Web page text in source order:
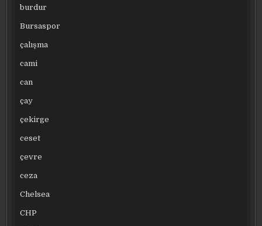
burdur
Bursaspor
çalışma
cami
can
çay
çekirge
ceset
çevre
ceza
Chelsea
CHP